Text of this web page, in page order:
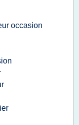
occasion